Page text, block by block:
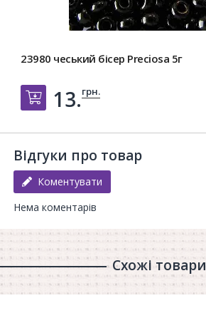
23980 чеський бісер Preciosa 5г
Добавить в корзину
13.грн.
Відгуки про товар
Коментувати
Нема коментарів
Схожі товари